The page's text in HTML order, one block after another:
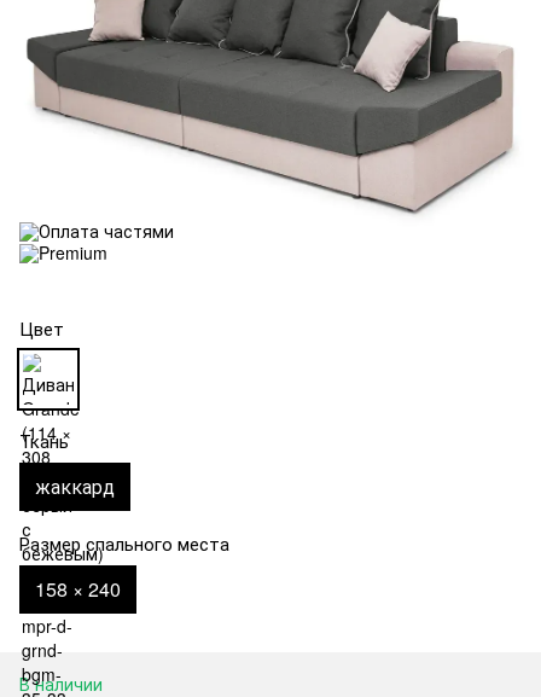
Цвет
Ткань
жаккард
Размер спального места
158 × 240
В наличии